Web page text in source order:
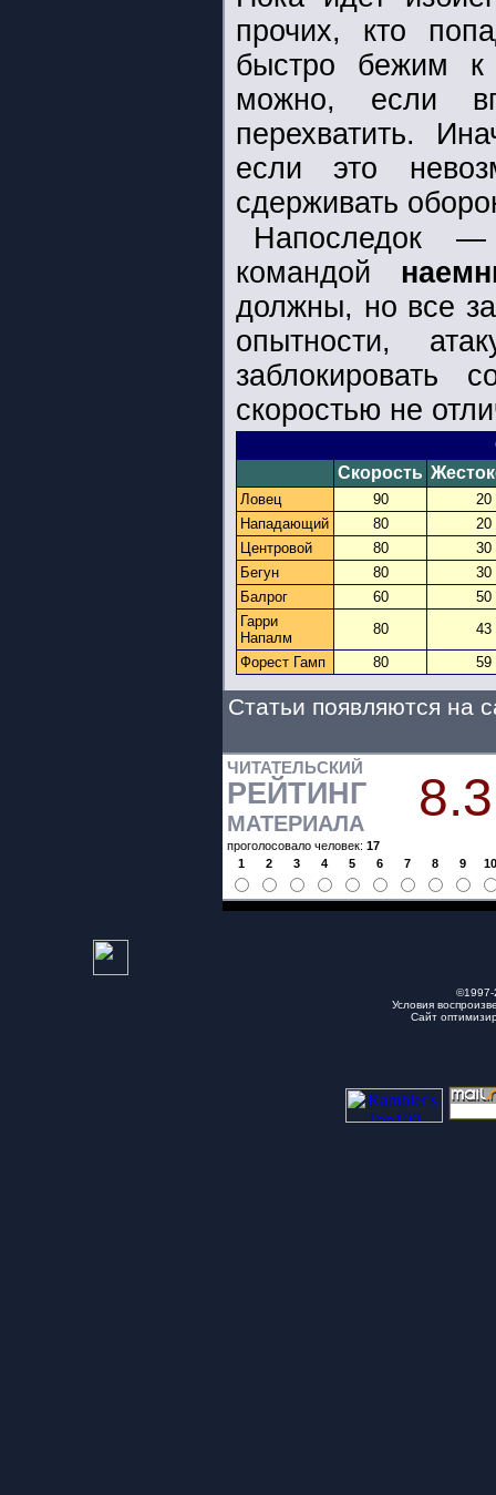
прочих, кто
быстро бежим к
можно, если
перехватить.
если это
сдерживать
Напоследок
командой
должны, но все
опытности,
заблокировать
скоростью не
Скорость
Ловец 90
20
Нападающий
80
20
Центровой
80
30
Бегун
80
30
Балрог
60
50
Гарри
Напалм
80
43
Форест Гамп
80 59
Статьи появляются на
ЧИТАТЕЛЬСКИЙ
РЕЙТИНГ
МАТЕРИАЛА 8.3
проголосовало человек: 17
1
2 3 4 5 6 7 8 9 10
Условия
Сайт